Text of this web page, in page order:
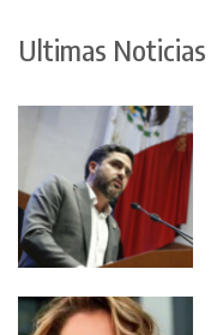
Ultimas Noticias